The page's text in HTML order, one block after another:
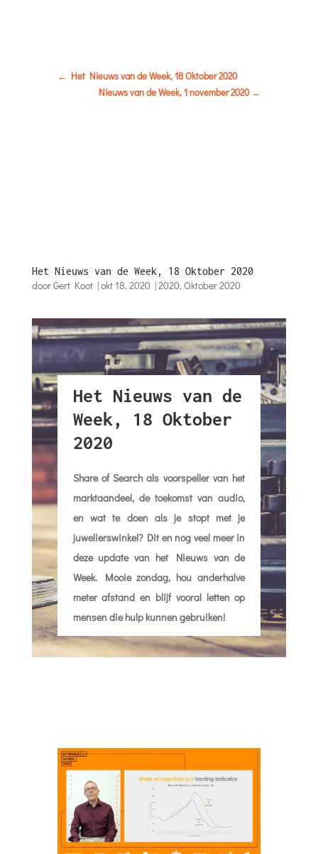
← Het Nieuws van de Week, 18 Oktober 2020
Nieuws van de Week, 1 november 2020→
Het Nieuws van de Week, 18 Oktober 2020
doorGert Koot|okt 18, 2020 |2020,Oktober 2020
Het Nieuws van de
Week, 18 Oktober
2020
Share of Search als voorspeller van het
marktaandeel, de toekomst van audio,
en wat te doen als je stopt met je
juwelierswinkel? Dit en nog veel meer in
deze update van het Nieuws van de
Week. Mooie zondag, hou anderhalve
meter afstand en blijf vooral letten op
mensen die hulp kunnen gebruiken!